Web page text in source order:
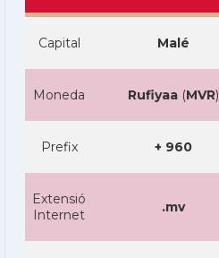
Capital Malé
Moneda Rufiyaa(MVR)
Prefix + 960
Extensió
Internet
.mv